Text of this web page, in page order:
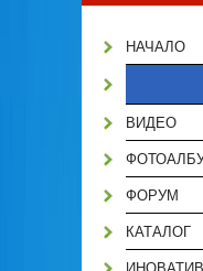
НАЧАЛО
ВИДЕО
ФОРУМ
КАТАЛОГ